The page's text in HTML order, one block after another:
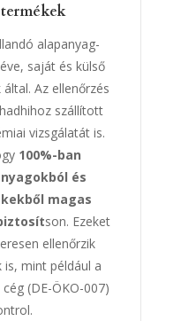
alapanyag-
saját és külső
Az ellenőrzés
szállított
vizsgálatát is.
100%-ban
és
magas
son. Ezeket
ellenőrzik
is, mint például a
(DE-ÖKO-007)